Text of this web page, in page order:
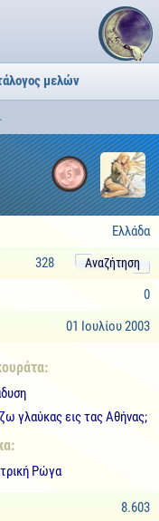
μελών
5
Ελλάδα
328 Αναζήτηση
0
01 Ιουλίου 2003
γλαύκας εις τας Αθήνας;
Ρώγα
8.603